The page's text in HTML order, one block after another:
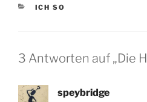
KATEGORIEN
ICH SO
3 Antworten auf „Die
speybridge